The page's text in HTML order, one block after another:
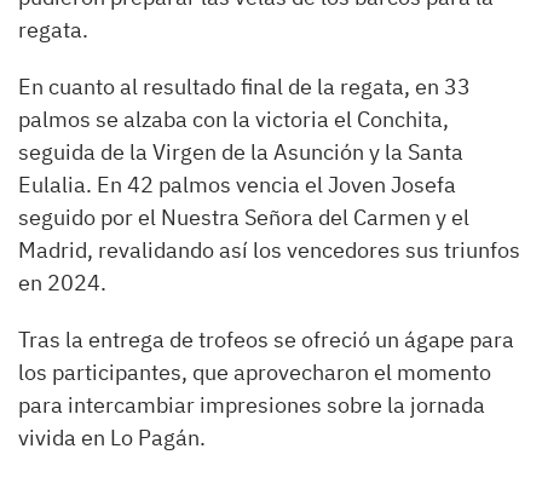
regata.
En cuanto al resultado final de la regata, en 33
palmos se alzaba con la victoria el Conchita,
seguida de la Virgen de la Asunción y la Santa
Eulalia. En 42 palmos vencia el Joven Josefa
seguido por el Nuestra Señora del Carmen y el
Madrid, revalidando así los vencedores sus triunfos
en 2024.
Tras la entrega de trofeos se ofreció un ágape para
los participantes, que aprovecharon el momento
para intercambiar impresiones sobre la jornada
vivida en Lo Pagán.